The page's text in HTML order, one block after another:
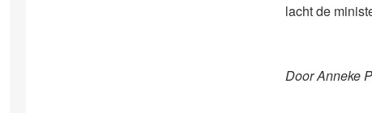
lacht de
Door Anneke